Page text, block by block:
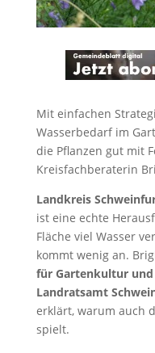
Mit einfachen
Wasserbedarf im
die Pflanzen gut mit
Kreisfachberaterin
Landkreis
ist eine echte
Fläche viel Wasser
kommt wenig an.
für Gartenkultur und
Landratsamt
erklärt, warum auch
spielt.